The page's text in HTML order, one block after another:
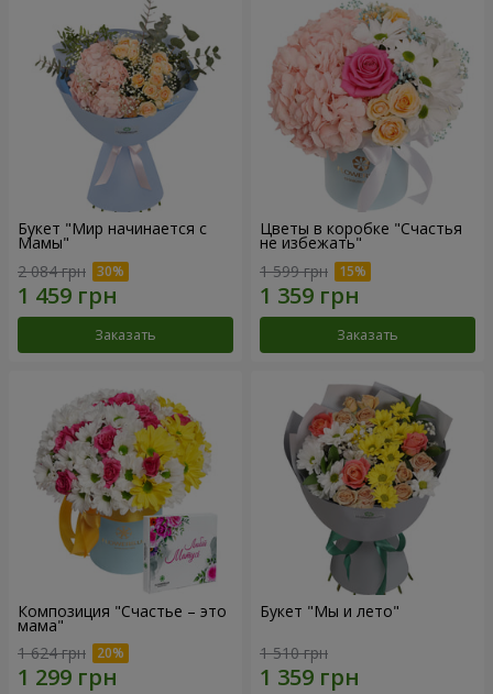
Букет "Мир начинается с
Мамы"
2 084 грн
Заказать
Цветы в коробке "Счастья
не избежать"
1 599 грн
Заказать
Композиция "Счастье – это
мама"
1 624 грн
Букет "Мы и лето"
1 510 грн